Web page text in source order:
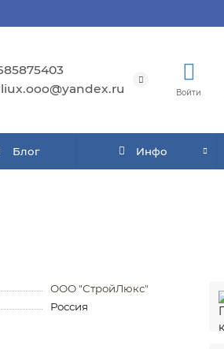
Войти
Блог Инфо
ООО "СтройЛюкс"
Россия